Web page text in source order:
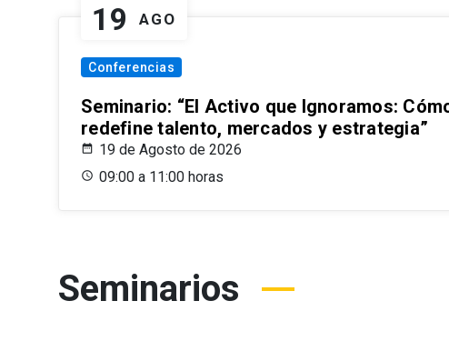
19 AGO
Conferencias
Seminario: “El Activo que Ignoramos:
redefine talento, mercados y estrategia”
19 de Agosto de 2026
09:00 a 11:00 horas
Seminarios